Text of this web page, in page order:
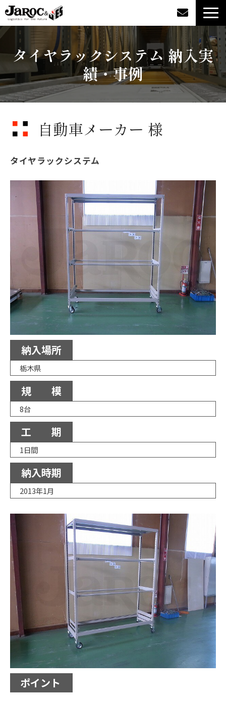
製品情報
企業情報
カタログダウンロード
ジャロックコラム
オンラインショップ
タイヤラックシステム 納入実
績・事例
自動車メーカー 様
タイヤラックシステム
納入場所
栃木県
規 模
8台
工 期
1日間
納入時期
2013年1月
ポイント